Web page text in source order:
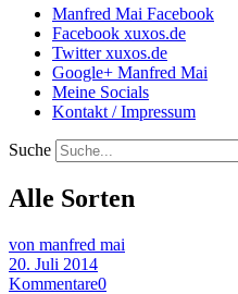
Manfred Mai Facebook
Facebook xuxos.de
Twitter xuxos.de
Google+ Manfred Mai
Meine Socials
Kontakt / Impressum
Suche
Alle Sorten
von manfred mai
20. Juli 2014
Kommentare0